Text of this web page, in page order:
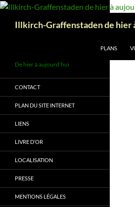
Aller
contenuIllkirch-Graffenstaden de hier
PLANS
De hier à aujourd'hui
CONTACT
PLAN DU SITE INTERNET
LIENS
LIVRE D’OR
LOCALISATION
PRESSE
MENTIONS LÉGALES